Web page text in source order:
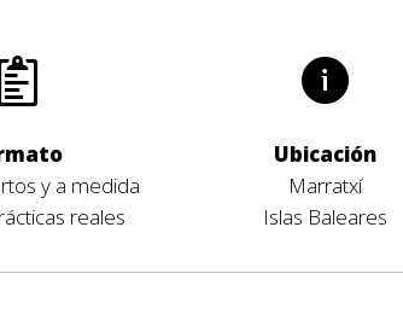
y a medida
reales
Ubicación
Marratxí
Islas Baleares